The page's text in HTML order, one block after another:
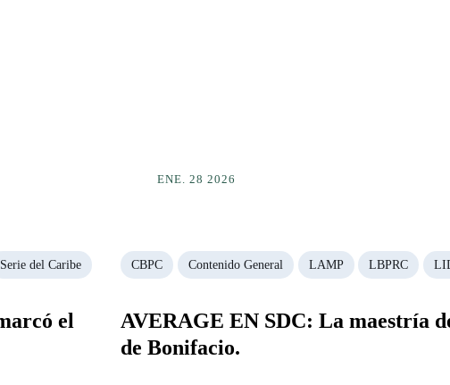
ENE. 28 2026
Serie del Caribe
el
CBPC Contenido General LAMP LBPRC
AVERAGE EN SDC: La maestría
de Bonifacio.